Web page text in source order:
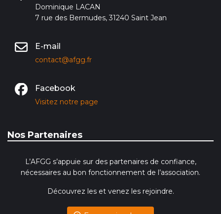
Dominique LACAN
7 rue des Bermudes, 31240 Saint Jean
E-mail
contact@afgg.fr
Facebook
Visitez notre page
Nos Partenaires
L’AFGG s’appuie sur des partenaires de confiance,
nécessaires au bon fonctionnement de l’association.
Découvrez les et venez les rejoindre.